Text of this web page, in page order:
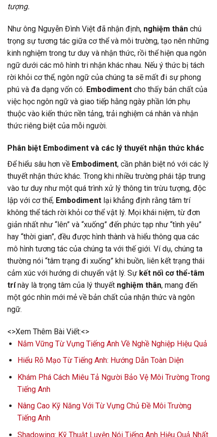
tượng.
Như ông Nguyễn Đình Việt đã nhận định, nghiệm thân chú
trọng sự tương tác giữa cơ thể và môi trường, tạo nên những
kinh nghiệm trong tư duy và nhận thức, rồi thể hiện qua ngôn
ngữ dưới các mô hình tri nhận khác nhau. Nếu ý thức bị tách
rời khỏi cơ thể, ngôn ngữ của chúng ta sẽ mất đi sự phong
phú và đa dạng vốn có. Embodiment cho thấy bản chất của
việc học ngôn ngữ và giao tiếp hằng ngày phần lớn phụ
thuộc vào kiến thức nền tảng, trải nghiệm cá nhân và nhận
thức riêng biệt của mỗi người.
Phân biệt Embodiment và các lý thuyết nhận thức khác
Để hiểu sâu hơn về Embodiment, cần phân biệt nó với các lý
thuyết nhận thức khác. Trong khi nhiều trường phái tập trung
vào tư duy như một quá trình xử lý thông tin trừu tượng, độc
lập với cơ thể, Embodiment lại khẳng định rằng tâm trí
không thể tách rời khỏi cơ thể vật lý. Mọi khái niệm, từ đơn
giản nhất như “lên” và “xuống” đến phức tạp như “tình yêu”
hay “thời gian”, đều được hình thành và hiểu thông qua các
mô hình tương tác của chúng ta với thế giới. Ví dụ, chúng ta
thường nói “tâm trạng đi xuống” khi buồn, liên kết trạng thái
cảm xúc với hướng di chuyển vật lý. Sự kết nối cơ thể-tâm
trínày là trọng tâm của lý thuyết nghiệm thân, mang đến
một góc nhìn mới mẻ về bản chất của nhận thức và ngôn
ngữ.
<>Xem Thêm Bài Viết:<>
Nắm Vững Từ Vựng Tiếng Anh Về Nghề Nghiệp Hiệu Quả
Hiểu Rõ Mạo Từ Tiếng Anh: Hướng Dẫn Toàn Diện
Khám Phá Cách Miêu Tả Người Bảo Vệ Môi Trường Trong
Tiếng Anh
Nâng Cao Kỹ Năng Với Từ Vựng Chủ Đề Môi Trường
Tiếng Anh
Shadowing: Kỹ Thuật Luyện Nói Tiếng Anh Hiệu Quả Nhất